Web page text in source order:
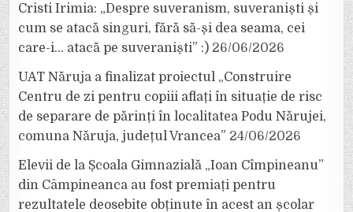
Cristi Irimia: „Despre suveranism, suveraniști și
cum se atacă singuri, fără să-și dea seama, cei
care-i… atacă pe suveraniști” :) 26/06/2026
UAT Năruja a finalizat proiectul „Construire
Centru de zi pentru copiii aflați în situație de risc
de separare de părinți în localitatea Podu Nărujei,
comuna Năruja, județul Vrancea” 24/06/2026
Elevii de la Școala Gimnazială „Ioan Cîmpineanu”
din Câmpineanca au fost premiați pentru
rezultatele deosebite obținute în acest an școlar